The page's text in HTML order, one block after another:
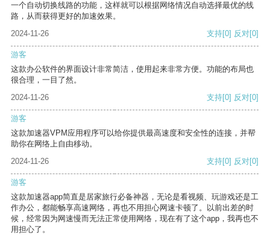
一个自动切换线路的功能，这样就可以根据网络情况自动选择最优的线
路，从而获得更好的加速效果。
2024-11-26
支持[0] 反对[0]
游客
这款办公软件的界面设计非常简洁，使用起来非常方便。功能的布局也
很合理，一目了然。
2024-11-26
支持[0] 反对[0]
游客
这款加速器VPM应用程序可以给你提供最高速度和安全性的连接，并帮
助你在网络上自由移动。
2024-11-26
支持[0] 反对[0]
游客
这款加速器app简直是居家旅行必备神器，无论是看视频、玩游戏还是工
作办公，都能畅享高速网络，再也不用担心网速卡顿了。以前出差的时
候，经常因为网速慢而无法正常使用网络，现在有了这个app，我再也不
用担心了。